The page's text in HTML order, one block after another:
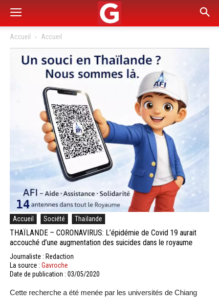
Accueil Accueil
Accueil Société Thaïlande
THAÏLANDE – CORONAVIRUS: L’épidémie de Covid 19 aurait
accouché d’une augmentation des suicides dans le royaume
Journaliste : Redaction
La source : Gavroche
Date de publication : 03/05/2020
Cette recherche a été menée par les universités de Chiang